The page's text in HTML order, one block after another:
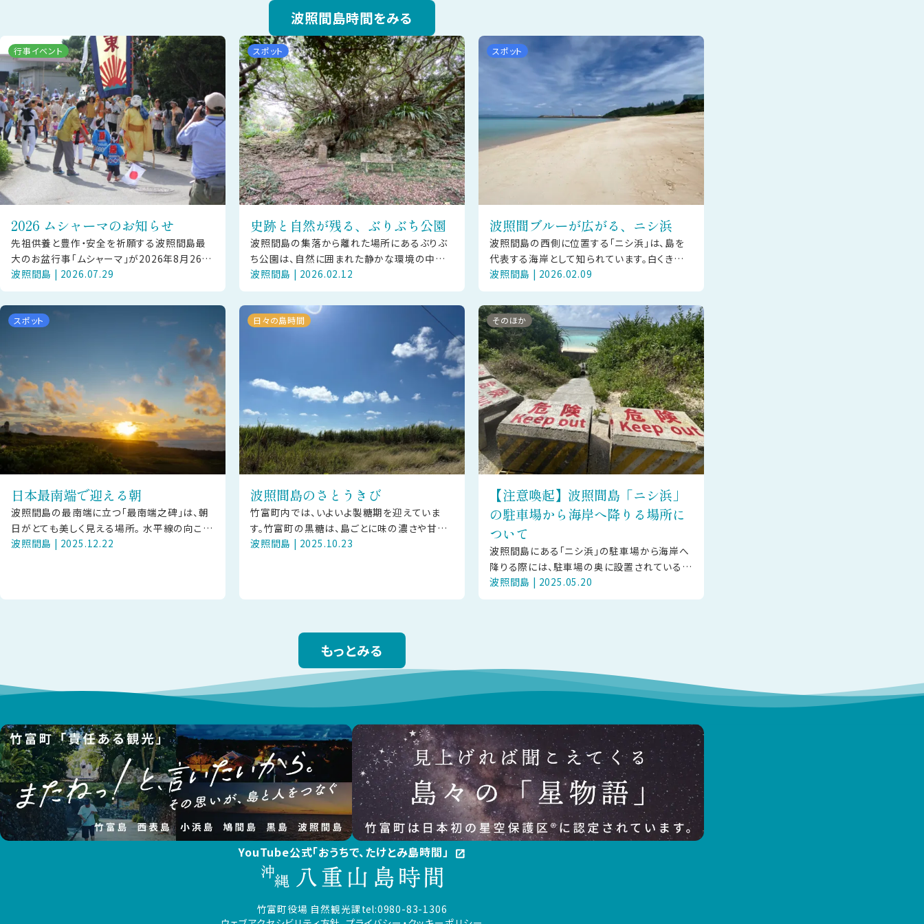
波照間島時間をみる
行事イベント
2026 ムシャーマのお知らせ
先祖供養と豊作・安全を祈願する波照間島最
大のお盆行事「ムシャーマ」が2026年8月26日
（水）に開催されます。 【ご見学の方へお願い】
本行事は島の大切な神事です
波照間島 | 2026.07.29
スポット
史跡と自然が残る、ぶりぶち公園
波照間島の集落から離れた場所にあるぶりぶ
ち公園は、自然に囲まれた静かな環境の中に、
島の歴史を伝える史跡が残る場所です。この一
帯には、下田原城跡のほか、大泊浜貝塚
波照間島 | 2026.02.12
スポット
波照間ブルーが広がる、ニシ浜
波照間島の西側に位置する「ニシ浜」は、島を
代表する海岸として知られています。白くきめ
細かな砂浜と、遠浅に広がる透明度の高い海
は、天候や時間帯によってさまざまな青
波照間島 | 2026.02.09
スポット
日本最南端で迎える朝
波照間島の最南端に立つ「最南端之碑」は、朝
日がとても美しく見える場所。 水平線の向こう
からゆっくり昇る太陽が、海と空をやさしく染め
波照間島 | 2025.12.22
日々の島時間
波照間島のさとうきび
竹富町内では、いよいよ製糖期を迎えていま
す。竹富町の黒糖は、島ごとに味の濃さや甘さ
が異なり、それぞれに個性があります。ぜひ食
波照間島 | 2025.10.23
そのほか
【注意喚起】波照間島「ニシ浜」
の駐車場から海岸へ降りる場所に
ついて
波照間島にある「ニシ浜」の駐車場から海岸へ
降りる際には、駐車場の奥に設置されている東
屋（屋根のある休憩用の小さな建物）前からの
ルートを足元に気をつけてご利用くだ
波照間島 | 2025.05.20
もっとみる
YouTube公式「おうちで、たけとみ島時間」 open_in_new
竹富町役場 自然観光課tel:0980-83-1306